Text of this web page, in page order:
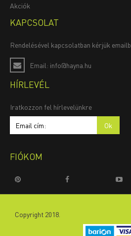
Akciók
KAPCSOLAT
Rendelésével kapcsolatban kérjük
Email: info@hayna.hu
HÍRLEVÉL
Iratkozzon fel hírlevelünkre
FIÓKOM
Copyright 2018.